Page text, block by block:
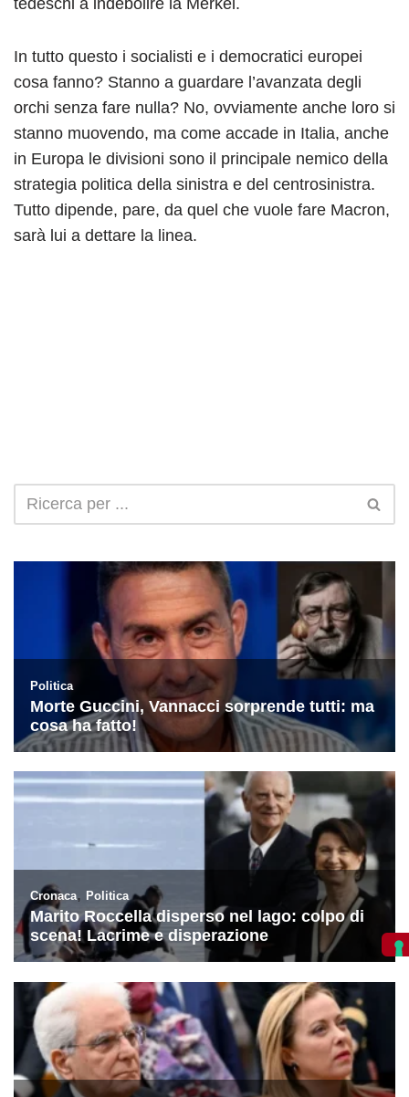
In tutto questo i socialisti e i democratici europei
cosa fanno? Stanno a guardare l’avanzata degli
orchi senza fare nulla? No, ovviamente anche loro si
stanno muovendo, ma come accade in Italia, anche
in Europa le divisioni sono il principale nemico della
strategia politica della sinistra e del centrosinistra.
Tutto dipende, pare, da quel che vuole fare Macron,
sarà lui a dettare la linea.